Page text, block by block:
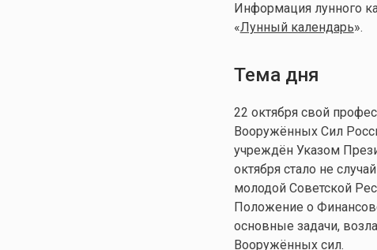
Информация лунного
«Лунный календарь».
Тема дня
22 октября свой
Вооружённых Сил
учреждён Указом
октября стало не
молодой Советской
Положение о
основные задачи,
Вооружённых сил.